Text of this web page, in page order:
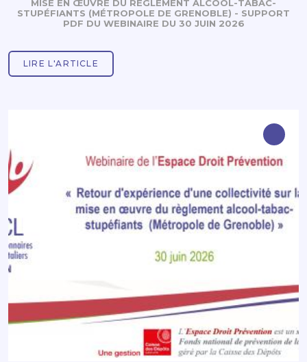
MISE EN ŒUVRE DU RÈGLEMENT ALCOOL-TABAC-
STUPÉFIANTS (MÉTROPOLE DE GRENOBLE) - SUPPORT
PDF DU WEBINAIRE DU 30 JUIN 2026
LIRE L'ARTICLE